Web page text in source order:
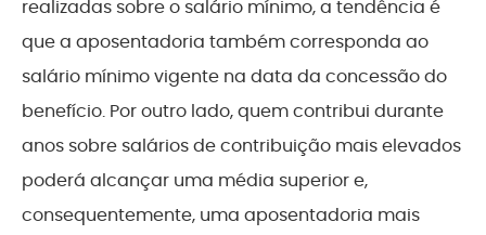
realizadas sobre o salário mínimo, a tendência é
que a aposentadoria também corresponda ao
salário mínimo vigente na data da concessão do
benefício. Por outro lado, quem contribui durante
anos sobre salários de contribuição mais elevados
poderá alcançar uma média superior e,
consequentemente, uma aposentadoria mais